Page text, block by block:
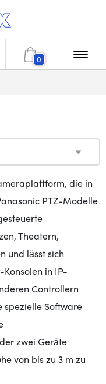
0
die in
PTZ-Modelle
Theatern,
und lässt sich
in IP-
Controllern
spezielle Software
zwei Geräte
von bis zu 3 m zu